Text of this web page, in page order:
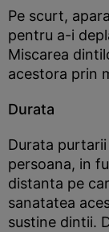
Pe scurt,
pentru a-i
Miscarea
acestora prin
Durata
Durata
persoana, in
distanta pe
sanatatea
sustine dintii.